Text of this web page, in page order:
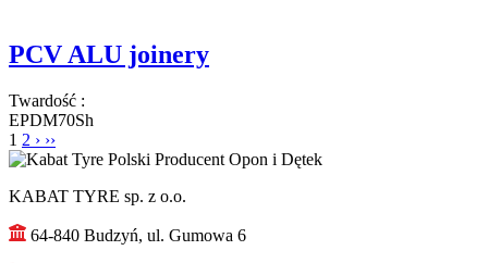
PCV ALU joinery
Twardość :
EPDM70Sh
1 2 › ››
KABAT TYRE sp. z o.o.
64-840 Budzyń, ul. Gumowa 6